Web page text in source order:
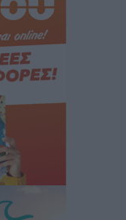
των νησιών
το
πρωτοβουλία
εταιρειών